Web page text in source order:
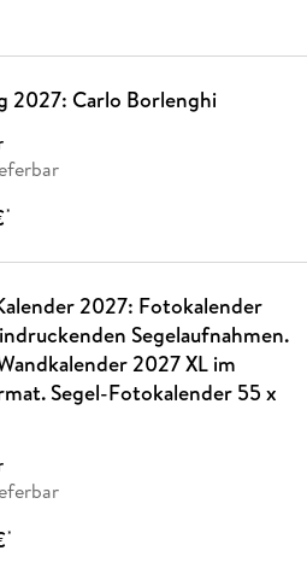
2027: Carlo Borlenghi
*
2027: Fotokalender
Segelaufnahmen.
2027 XL im
Segel-Fotokalender 55 x
*